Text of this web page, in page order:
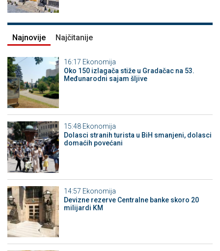
Najnovije Najčitanije
16:17 Ekonomija
Oko 150 izlagača stiže u Gradačac na 53.
Međunarodni sajam šljive
15:48 Ekonomija
Dolasci stranih turista u BiH smanjeni, dolasci
domaćih povećani
14:57 Ekonomija
Devizne rezerve Centralne banke skoro 20
milijardi KM